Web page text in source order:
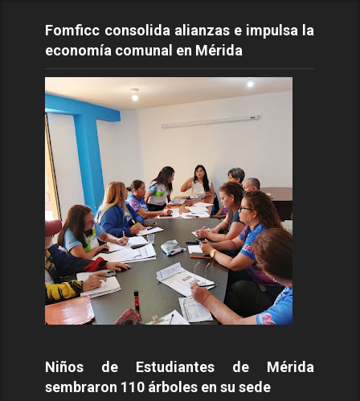
Fomficc consolida alianzas e impulsa la
economía comunal en Mérida
Niños de Estudiantes de Mérida
sembraron 110 árboles en su sede